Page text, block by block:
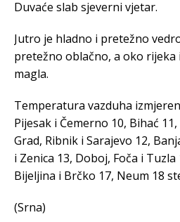
Duvaće slab sjeverni vjetar.
Jutro je hladno i pretežno
pretežno oblačno, a oko
magla.
Temperatura vazduha
Pijesak i Čemerno 10, Bihać
Grad, Ribnik i Sarajevo 12,
i Zenica 13, Doboj, Foča i
Bijeljina i Brčko 17, Neum 18
(Srna)